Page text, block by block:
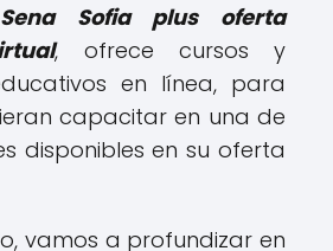
Sena Sofia plus oferta
, ofrece cursos y
en línea, para
capacitar en una de
disponibles en su oferta
vamos a profundizar en